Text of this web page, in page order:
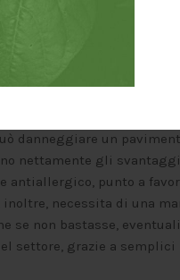
in possesso delle
ha dei fisiologici
rossa americana,
danneggiare un
nettamente gli
antiallergico, punto a
necessita di una
se non bastasse,
settore, grazie a semplici